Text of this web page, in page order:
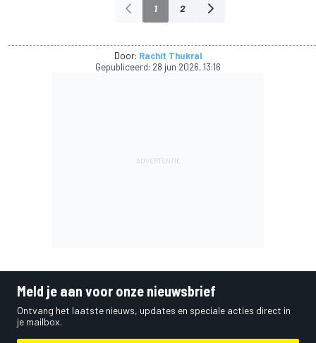
1 2
Door: Rachit Thukral
Gepubliceerd: 28 jun 2026, 13:16
Meld je aan voor onze nieuwsbrief
Ontvang het laatste nieuws, updates en speciale acties direct in
je mailbox.